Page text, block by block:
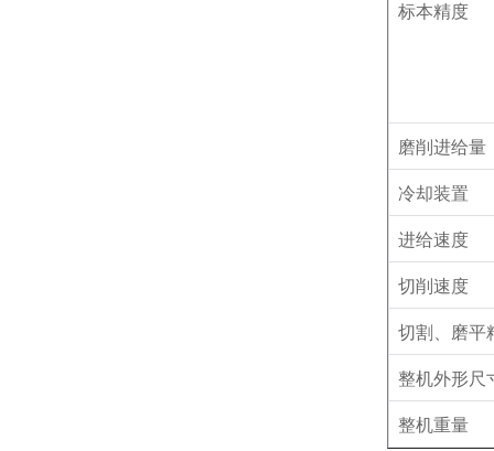
标本精度
磨削进给量
冷却装置
进给速度
切削速度
切割、磨平
整机外形尺
整机重量